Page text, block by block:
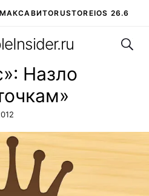
АВИТОRUSTOREIOS 26.6
ЧАТ В ROBLOX
Назло